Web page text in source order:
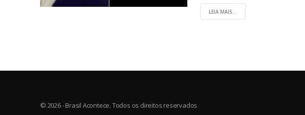
LEIA MAIS...
© 2026 - Brasil Acontece. Todos os direitos reservados